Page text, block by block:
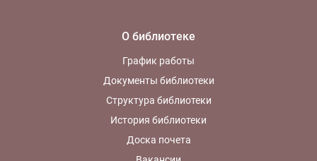
О библиотеке
График работы
Документы библиотеки
Структура библиотеки
История библиотеки
Доска почета